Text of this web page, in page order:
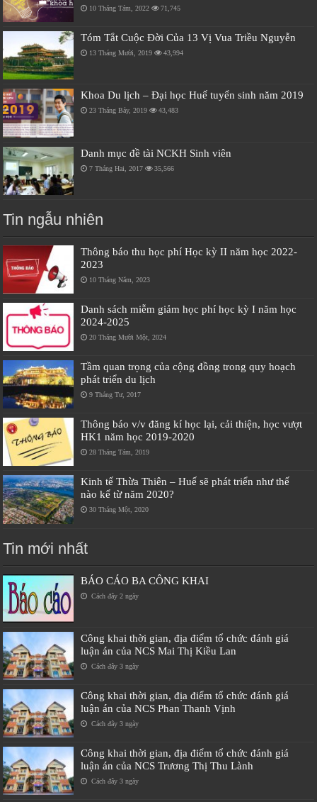
10 Tháng Tám, 2022 71,745
Tóm Tắt Cuộc Đời Của 13 Vị Vua Triều Nguyễn
13 Tháng Mười, 2019 43,994
Khoa Du lịch – Đại học Huế tuyển sinh năm 2019
23 Tháng Bảy, 2019 43,483
Danh mục đề tài NCKH Sinh viên
7 Tháng Hai, 2017 35,566
Tin ngẫu nhiên
Thông báo thu học phí Học kỳ II năm học 2022-
2023
10 Tháng Năm, 2023
Danh sách miễm giảm học phí học kỳ I năm học
2024-2025
20 Tháng Mười Một, 2024
Tầm quan trọng của cộng đồng trong quy hoạch
phát triển du lịch
9 Tháng Tư, 2017
Thông báo v/v đăng kí học lại, cải thiện, học vượt
HK1 năm học 2019-2020
28 Tháng Tám, 2019
Kinh tế Thừa Thiên – Huế sẽ phát triển như thế
nào kể từ năm 2020?
30 Tháng Một, 2020
Tin mới nhất
BÁO CÁO BA CÔNG KHAI
Cách đây 2 ngày
Công khai thời gian, địa điểm tổ chức đánh giá
luận án của NCS Mai Thị Kiều Lan
Cách đây 3 ngày
Công khai thời gian, địa điểm tổ chức đánh giá
luận án của NCS Phan Thanh Vịnh
Cách đây 3 ngày
Công khai thời gian, địa điểm tổ chức đánh giá
luận án của NCS Trương Thị Thu Lành
Cách đây 3 ngày